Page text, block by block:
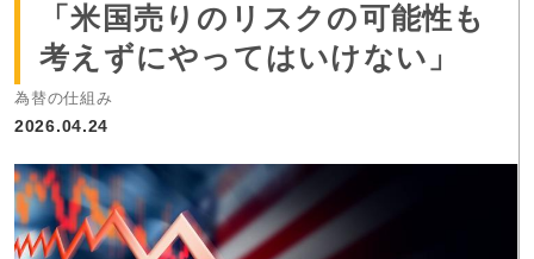
「米国売りのリスクの可能性も
考えずにやってはいけない」
為替の仕組み
2026.04.24